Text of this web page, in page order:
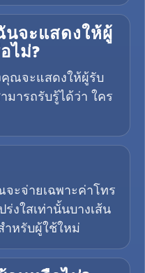
นจะแสดงให้ผู้
ไม่?
ณจะแสดงให้ผู้รับ
มารถรับรู้ได้ว่า ใคร
ะจ่ายเฉพาะค่าโทร
งใสเท่านั้นบางเส้น
หรับผู้ใช้ใหม่